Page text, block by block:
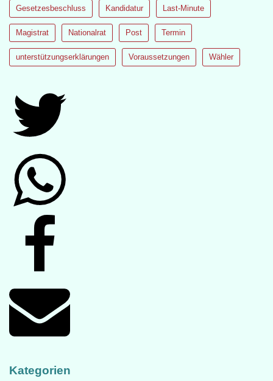
Gesetzesbeschluss Kandidatur Last-Minute
Magistrat Nationalrat Post Termin
unterstützungserklärungen Voraussetzungen Wähler
Kategorien